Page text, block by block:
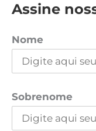
Assine
Nome
Sobrenome